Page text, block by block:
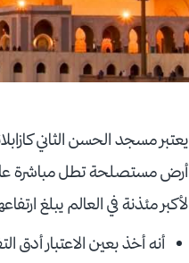
يعتبر مسجد الحسن الثاني
أرض مستصلحة تطل مباشرة على
لأكبر مئذنة في العالم يبلغ ارتفاعها 210 متر. مميزات هذا البناء يمتاز بناء هذا المسجد بعدة مميزات من
أنه أخذ بعين الاعتبار